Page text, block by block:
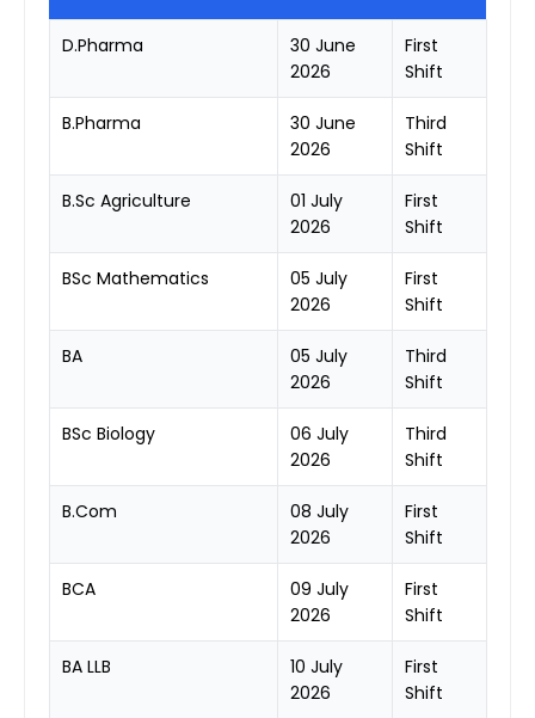
D.Pharma
30 June
2026
First
Shift
B.Pharma
30 June
2026
Third
Shift
B.Sc Agriculture
01 July
2026
First
Shift
BSc Mathematics
05 July
2026
First
Shift
BA
05 July
2026
Third
Shift
BSc Biology
06 July
2026
Third
Shift
B.Com
08 July
2026
First
Shift
BCA
09 July
2026
First
Shift
BA LLB
10 July
2026
First
Shift